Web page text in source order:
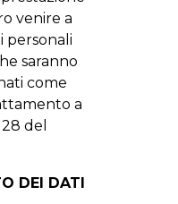
venire a
personali
saranno
come
a
del
DEI DATI